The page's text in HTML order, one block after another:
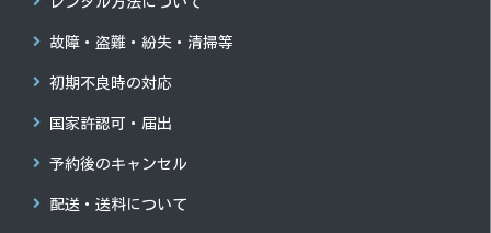
故障・盗難・紛失・清掃等
初期不良時の対応
国家許認可・届出
予約後のキャンセル
配送・送料について